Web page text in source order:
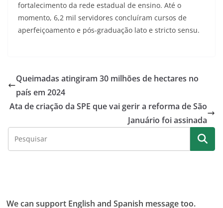
fortalecimento da rede estadual de ensino. Até o
momento, 6,2 mil servidores concluíram cursos de
aperfeiçoamento e pós-graduação lato e stricto sensu.
Queimadas atingiram 30 milhões de hectares no
país em 2024
Ata de criação da SPE que vai gerir a reforma de São
Januário foi assinada
We can support English and Spanish message too.